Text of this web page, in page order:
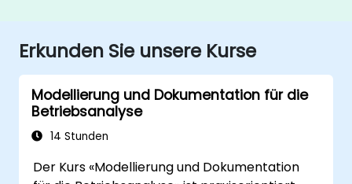
Erkunden Sie unsere Kurse
Modellierung und Dokumentation für die
Betriebsanalyse
14 Stunden
Der Kurs «Modellierung und Dokumentation